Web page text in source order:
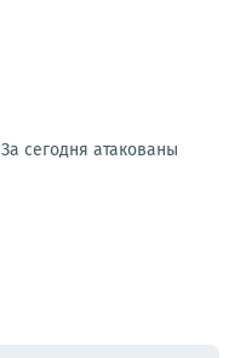
сегодня атакованы